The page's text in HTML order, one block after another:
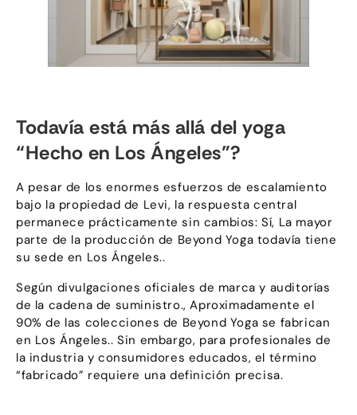
Todavía está más allá del yoga
“Hecho en Los Ángeles”?
A pesar de los enormes esfuerzos de escalamiento
bajo la propiedad de Levi, la respuesta central
permanece prácticamente sin cambios: Sí, La mayor
parte de la producción de Beyond Yoga todavía tiene
su sede en Los Ángeles..
Según divulgaciones oficiales de marca y auditorías
de la cadena de suministro., Aproximadamente el
90% de las colecciones de Beyond Yoga se fabrican
en Los Ángeles.. Sin embargo, para profesionales de
la industria y consumidores educados, el término
“fabricado” requiere una definición precisa.